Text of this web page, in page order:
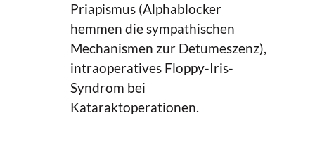
Priapismus (Alphablocker
hemmen die sympathischen
Mechanismen zur Detumeszenz),
intraoperatives Floppy-Iris-
Syndrom bei
Kataraktoperationen.